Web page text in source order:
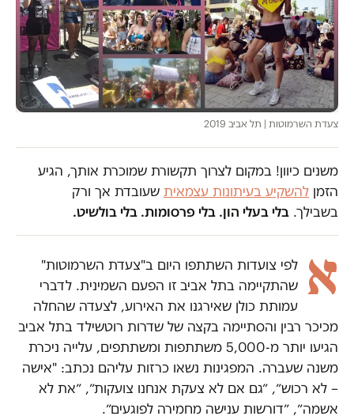
צעדת השרמוטות | תל אביב 2019
משנים כיוון! במקום לצרוך תקשורת שמוכרת אותך, הגיע
הזמן להשקיע בעיתונות עצמאית שעובדת אך ורק
בשבילך. בלי בעלי הון. בלי פרסומות. בלי בולשיט.
א לפי צועדות השתתפו היום ב"צעדת השרמוטות"
שהתקיימה בתל אביב זו הפעם השמינית. לדברי
עמותת כולן שאירגנו את האירוע, לצעדה שהחלה
מכיכר רבין והסתיימה בקצה של שדרות רוטשילד בתל אביב
הגיעו יותר מ-5,000 משתתפות ומשתתפים, עלייה ניכרת
משנה שעברה. המפגינות נשאו כרזות עליהם נכתב: "אישה
– לא רכוש״, ״גם אם לא צעקת אנחנו צועקות״, ״את לא
אשמה״, ״דורשות ענישה מחמירה לפוגעים״.